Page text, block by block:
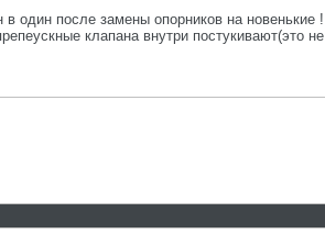
в один после замены опорников на
клапана внутри постукивают(это